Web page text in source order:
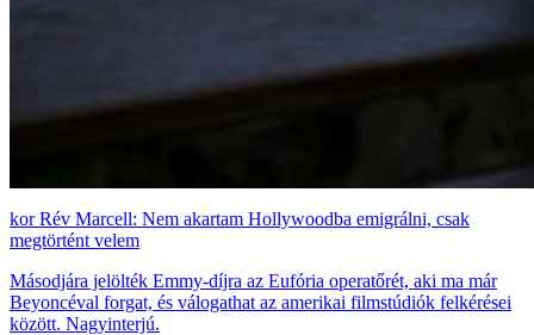
Rév Marcell: Nem akartam Hollywoodba emigrálni, csak
megtörtént velem
Másodjára jelölték Emmy-díjra az Eufória operatőrét, aki ma már
Beyoncéval forgat, és válogathat az amerikai filmstúdiók felkérései
között. Nagyinterjú.